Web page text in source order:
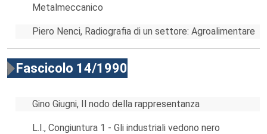
Metalmeccanico
Piero Nenci, Radiografia di un settore: Agroalimentare
Fascicolo 14/1990
Gino Giugni, Il nodo della rappresentanza
L.I., Congiuntura 1 - Gli industriali vedono nero